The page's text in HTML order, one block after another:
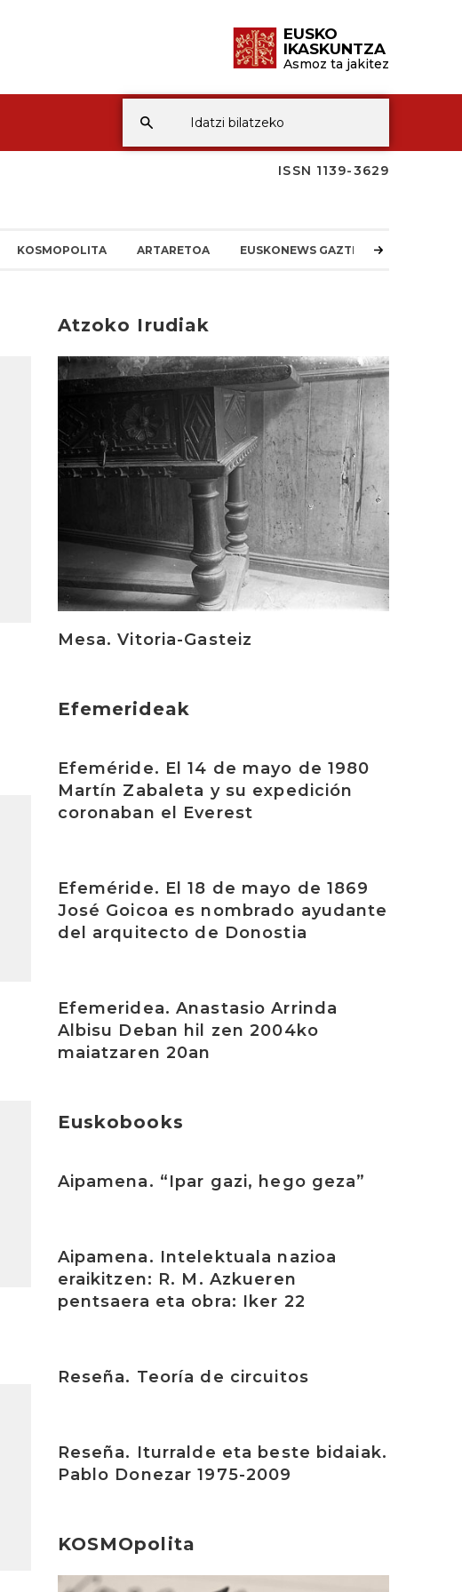
EUSKO
IKASKUNTZA
Asmoz ta jakitez
ISSN 1139-3629
KOSMOPOLITA ARTARETOA EUSKONEWS GAZTEA
Atzoko Irudiak
Mesa. Vitoria-Gasteiz
Irakurri
Efemerideak
Efeméride. El 14 de mayo de 1980
Martín Zabaleta y su expedición
coronaban el Everest
Efeméride. El 18 de mayo de 1869
José Goicoa es nombrado ayudante
del arquitecto de Donostia
Efemeridea. Anastasio Arrinda
Albisu Deban hil zen 2004ko
maiatzaren 20an
Euskobooks
Aipamena. “Ipar gazi, hego geza”
Aipamena. Intelektuala nazioa
eraikitzen: R. M. Azkueren
pentsaera eta obra: Iker 22
Reseña. Teoría de circuitos
Reseña. Iturralde eta beste bidaiak.
Pablo Donezar 1975-2009
KOSMOpolita
Irakurri